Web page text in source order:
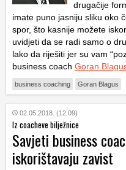
drugačije
imate puno jasniju sliku oko
spor, što kasnije možete
uvidjeti da se radi samo o
lako da riješiti jer su vam
business coach Goran
business coaching Goran Blagus
02.05.2018. (12:09)
Iz coacheve bilježnice
Savjeti business
iskorištavaju zavist